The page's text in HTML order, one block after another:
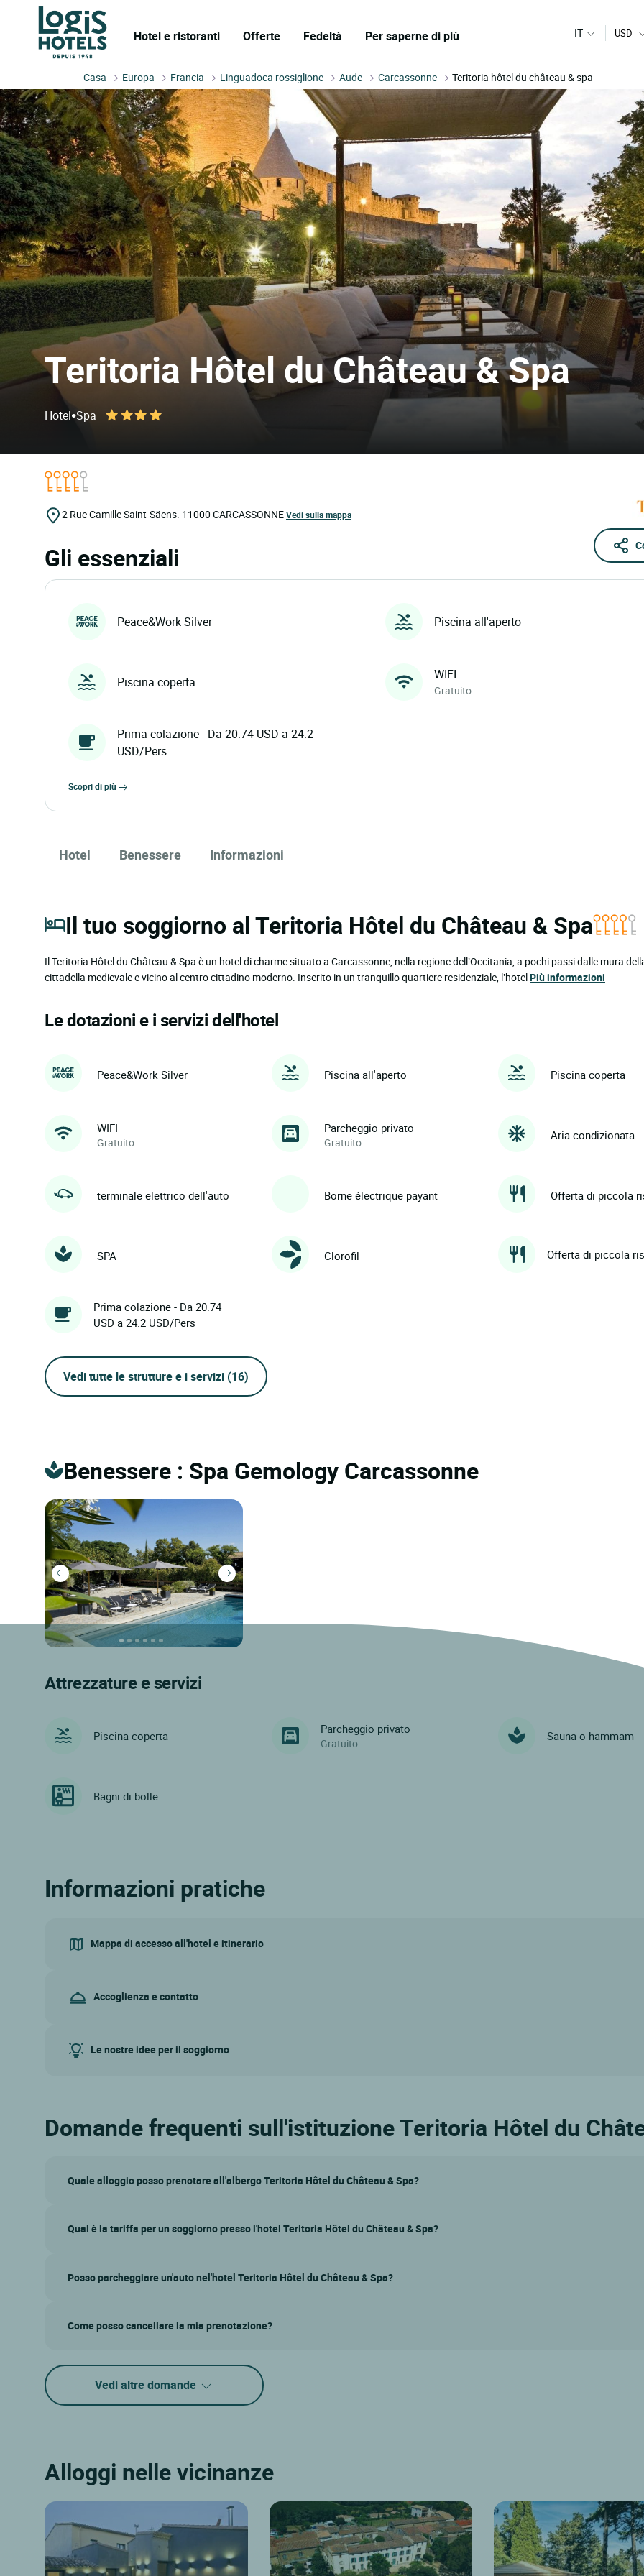
Hotel e ristoranti Offerte Fedeltà Per saperne di più IT USD
Casa Europa Francia Linguadoca rossiglione Aude Carcassonne Teritoria hôtel du château & spa
Teritoria Hôtel du Château & Spa
Hotel•Spa
2 Rue Camille Saint-Säens. 11000 CARCASSONNEVedi sulla mappa
Gli essenziali
Peace&Work Silver Piscina all'aperto
Piscina coperta WIFI
Gratuito
Prima colazione - Da 20.74 USD a 24.2
USD/Pers
scopri di più
Hotel Benessere Informazioni
Il tuo soggiorno al Teritoria Hôtel du Château & Spa
Il Teritoria Hôtel du Château & Spa è un hotel di charme situato a Carcassonne, nella regione dell’Occitania, a pochi passi dalle mura
cittadella medievale e vicino al centro cittadino moderno. Inserito in un tranquillo quartiere residenziale, l’hotelPiù informazioni
Le dotazioni e i servizi dell'hotel
Peace&Work Silver Piscina all'aperto Piscina coperta
WIFI
Gratuito
Parcheggio privato
Gratuito
Aria condizionata
terminale elettrico dell'auto Borne électrique payant Offerta di piccola
SPA Clorofil Offerta di piccola
Prima colazione - Da 20.74
USD a 24.2 USD/Pers
Vedi tutte le strutture e i servizi (16)
Benessere : Spa Gemology Carcassonne
Attrezzature e servizi
Piscina coperta Parcheggio privato
Gratuito
Sauna o hammam
Bagni di bolle
Informazioni pratiche
Mappa di accesso all'hotel e itinerario
Accoglienza e contatto
Le nostre idee per il soggiorno
Domande frequenti sull'istituzione Teritoria Hôtel du
Quale alloggio posso prenotare all'albergo Teritoria Hôtel du Château & Spa?
Qual è la tariffa per un soggiorno presso l'hotel Teritoria Hôtel du Château & Spa?
Posso parcheggiare un'auto nel'hotel Teritoria Hôtel du Château & Spa?
Come posso cancellare la mia prenotazione?
Vedi altre domande
Alloggi nelle vicinanze